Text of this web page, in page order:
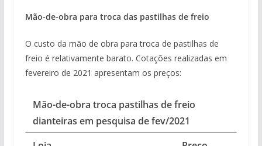
Mão-de-obra para troca das pastilhas de freio
O custo da mão de obra para troca de pastilhas de
freio é relativamente barato. Cotações realizadas em
fevereiro de 2021 apresentam os preços:
Mão-de-obra troca pastilhas de freio
dianteiras em pesquisa de fev/2021